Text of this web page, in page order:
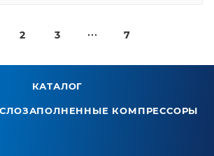
2 3 7
КАТАЛОГ
КОМПРЕССОРЫ